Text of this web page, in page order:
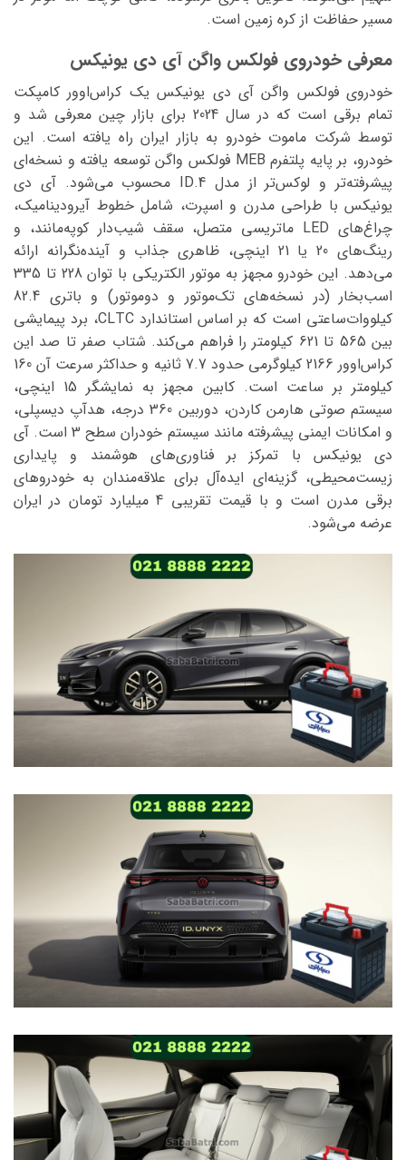
مسیر حفاظت از کره زمین است.
معرفی خودروی فولکس واگن آی دی یونیکس
خودروی فولکس واگن آی دی یونیکس یک کراس‌اوور کامپکت
تمام برقی است که در سال 2024 برای بازار چین معرفی شد و
توسط شرکت ماموت خودرو به بازار ایران راه یافته است. این
خودرو، بر پایه پلتفرم MEB فولکس واگن توسعه یافته و نسخه‌ای
پیشرفته‌تر و لوکس‌تر از مدل ID.4 محسوب می‌شود. آی دی
یونیکس با طراحی مدرن و اسپرت، شامل خطوط آیرودینامیک،
چراغ‌های LED ماتریسی متصل، سقف شیب‌دار کوپه‌مانند، و
رینگ‌های 20 یا 21 اینچی، ظاهری جذاب و آینده‌نگرانه ارائه
می‌دهد. این خودرو مجهز به موتور الکتریکی با توان 228 تا 335
اسب‌بخار (در نسخه‌های تک‌موتور و دوموتور) و باتری 82.4
کیلووات‌ساعتی است که بر اساس استاندارد CLTC، برد پیمایشی
بین 565 تا 621 کیلومتر را فراهم می‌کند. شتاب صفر تا صد این
کراس‌اوور 2166 کیلوگرمی حدود 7.7 ثانیه و حداکثر سرعت آن 160
کیلومتر بر ساعت است. کابین مجهز به نمایشگر 15 اینچی،
سیستم صوتی هارمن کاردن، دوربین 360 درجه، هدآپ دیسپلی،
و امکانات ایمنی پیشرفته مانند سیستم خودران سطح 3 است. آی
دی یونیکس با تمرکز بر فناوری‌های هوشمند و پایداری
زیست‌محیطی، گزینه‌ای ایده‌آل برای علاقه‌مندان به خودروهای
برقی مدرن است و با قیمت تقریبی 4 میلیارد تومان در ایران
عرضه می‌شود.